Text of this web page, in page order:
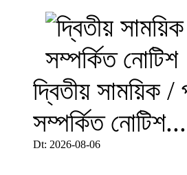
দ্বিতীয় সাময়িক /
সম্পর্কিত
Dt: 2026-08-06